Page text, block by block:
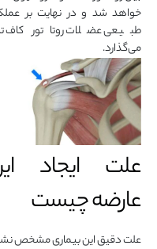
خواهد شد و در نهایت بر
طبیعی عضلات روتاتور کاف
می‌گذارد.
علت ایجاد
عارضه چیست
علت دقیق این بیماری مشخص